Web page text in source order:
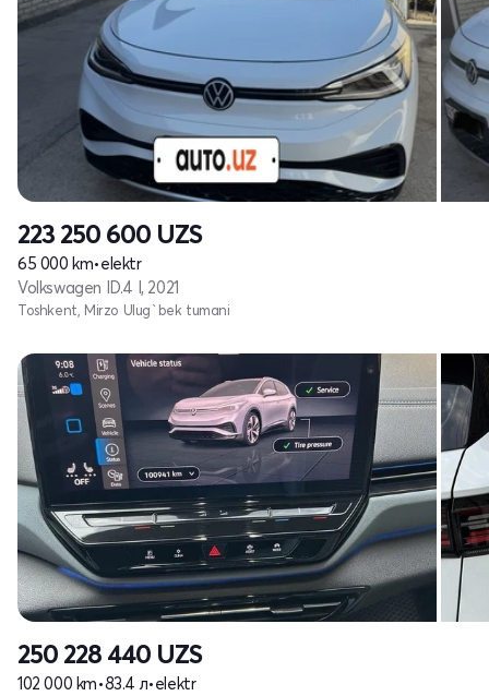
223 250 600 UZS
65 000 km•elektr
Volkswagen ID.4 I, 2021
Toshkent, Mirzo Ulug`bek tumani
250 228 440 UZS
102 000 km•83.4 л•elektr